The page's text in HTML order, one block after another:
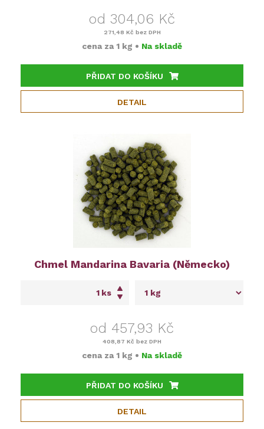
od 304,06 Kč
271,48 Kč bez DPH
cena za 1 kg • Na skladě
PŘIDAT DO KOŠÍKU
DETAIL
Chmel Mandarina Bavaria (Německo)
ks
od 457,93 Kč
408,87 Kč bez DPH
cena za 1 kg • Na skladě
PŘIDAT DO KOŠÍKU
DETAIL